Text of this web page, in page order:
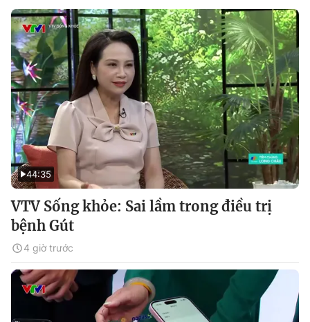
44:35
VTV Sống khỏe: Sai lầm trong điều trị
bệnh Gút
4 giờ trước